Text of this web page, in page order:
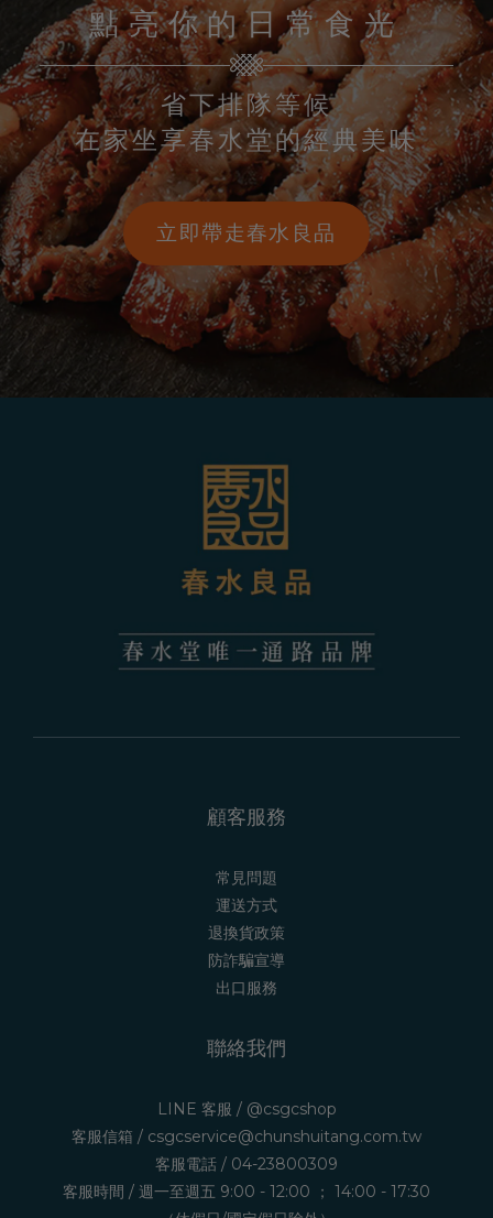
點亮你的日常食光
省下排隊等候
在家坐享春水堂的經典美味
立即帶走春水良品
顧客服務
常見問題
運送方式
退換貨政策
防詐騙宣導
出口服務
聯絡我們
LINE 客服 / @csgcshop
客服信箱 / csgcservice@chunshuitang.com.tw
客服電話 / 04-23800309
客服時間 / 週一至週五 9:00 - 12:00 ； 14:00 - 17:30